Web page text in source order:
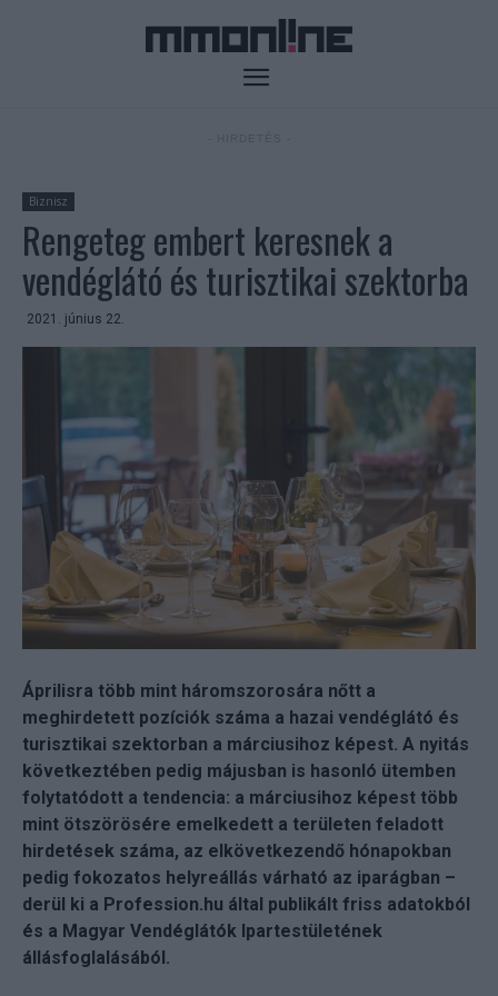
Biznisz
Rengeteg embert keresnek a
vendéglátó és turisztikai szektorba
2021. június 22.
Áprilisra több mint háromszorosára nőtt a
meghirdetett pozíciók száma a hazai vendéglátó és
turisztikai szektorban a márciusihoz képest. A nyitás
következtében pedig májusban is hasonló ütemben
folytatódott a tendencia: a márciusihoz képest több
mint ötszörösére emelkedett a területen feladott
hirdetések száma, az elkövetkezendő hónapokban
pedig fokozatos helyreállás várható az iparágban –
derül ki a Profession.hu által publikált friss adatokból
és a Magyar Vendéglátók Ipartestületének
állásfoglalásából.